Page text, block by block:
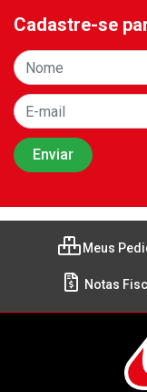
Cadastre-se
Meus
Notas